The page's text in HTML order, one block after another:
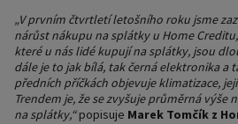
„V prvním čtvrtletí letošního roku jsme
nárůst nákupu na splátky u Home
které u nás lidé kupují na splátky, jsou
dále je to jak bílá, tak černá elektronika a
předních příčkách objevuje klimatizace,
Trendem je, že se zvyšuje průměrná výše
na splátky,“popisuje Marek Tomčík z